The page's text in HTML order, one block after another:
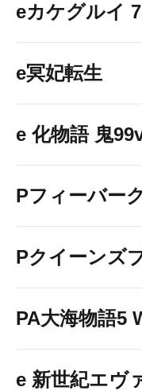
eカケグルイ
e冥妃転生
e 化物語 鬼
Pフィーバー
Pクイーンズ
PA大海物語5
e 新世紀エヴ